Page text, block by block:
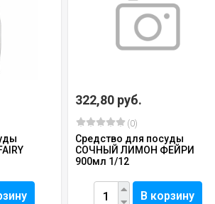
322,80 руб.
(0)
Средство для посуды
СОЧНЫЙ ЛИМОН ФЕЙРИ
900мл 1/12
В корзину